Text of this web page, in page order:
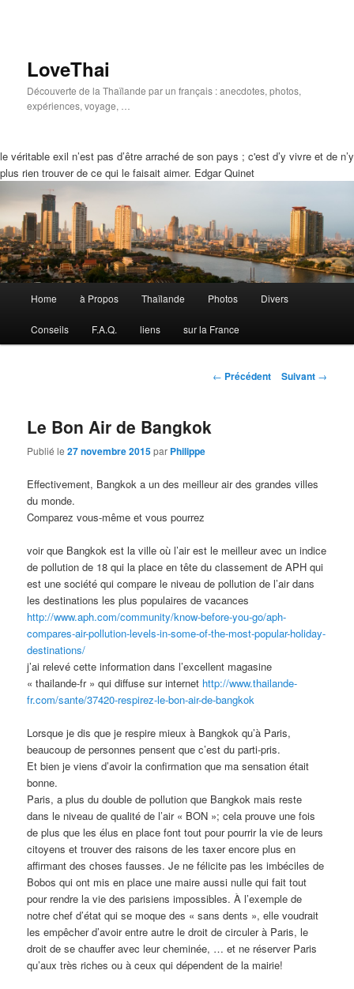
LoveThai
Découverte de la Thaïlande par un français : anecdotes, photos,
expériences, voyage, …
le véritable exil n’est pas d’être arraché de son pays ; c'est d’y vivre et de n’y
plus rien trouver de ce qui le faisait aimer. Edgar Quinet
principal
Aller
au
Aller
au
Home à Propos Thaïlande Photos Divers
Conseils F.A.Q. liens sur la France
Navigation
← Précédent Suivant →
Le Bon Air de Bangkok
Publié le27 novembre 2015par Philippe
Effectivement, Bangkok a un des meilleur air des grandes villes
du monde.
Comparez vous-même et vous pourrez
voir que Bangkok est la ville où l’air est le meilleur avec un indice
de pollution de 18 qui la place en tête du classement de APH qui
est une société qui compare le niveau de pollution de l’air dans
les destinations les plus populaires de vacances
http://www.aph.com/community/know-before-you-go/aph-
compares-air-pollution-levels-in-some-of-the-most-popular-holiday-
destinations/
j’ai relevé cette information dans l’excellent magasine
« thailande-fr » qui diffuse sur internet http://www.thailande-
fr.com/sante/37420-respirez-le-bon-air-de-bangkok
Lorsque je dis que je respire mieux à Bangkok qu’à Paris,
beaucoup de personnes pensent que c’est du parti-pris.
Et bien je viens d’avoir la confirmation que ma sensation était
bonne.
Paris, a plus du double de pollution que Bangkok mais reste
dans le niveau de qualité de l’air « BON »; cela prouve une fois
de plus que les élus en place font tout pour pourrir la vie de leurs
citoyens et trouver des raisons de les taxer encore plus en
affirmant des choses fausses. Je ne félicite pas les imbéciles de
Bobos qui ont mis en place une maire aussi nulle qui fait tout
pour rendre la vie des parisiens impossibles. À l’exemple de
notre chef d’état qui se moque des « sans dents », elle voudrait
les empêcher d’avoir entre autre le droit de circuler à Paris, le
droit de se chauffer avec leur cheminée, … et ne réserver Paris
qu’aux très riches ou à ceux qui dépendent de la mairie!